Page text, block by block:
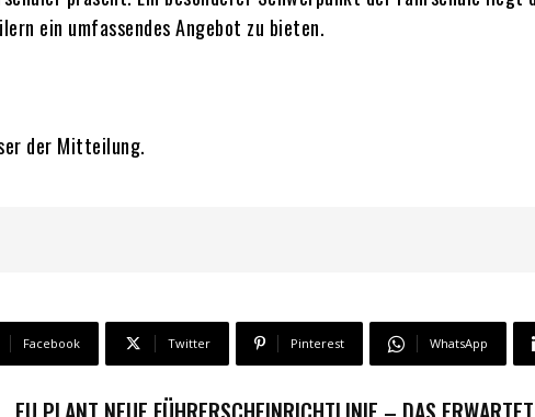
ein umfassendes Angebot zu bieten.
der Mitteilung.
Facebook Twitter Pinterest WhatsApp